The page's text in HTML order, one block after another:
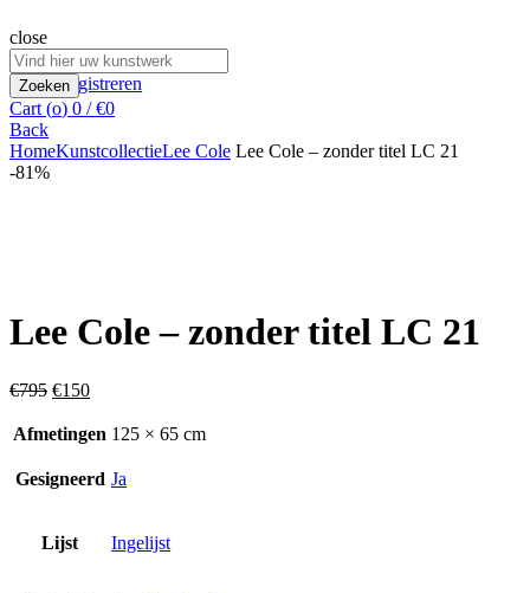
Registreren
close
Search
for:
Zoeken
Cart (o) 0 / €0
Back
HomeKunstcollectieLee Cole Lee Cole – zonder titel LC 21
-81%
Lee Cole – zonder titel LC 21
€795 Oorspronkelijke
was:
€150Huidige
is:
Afmetingen 125 × 65 cm
Gesigneerd Ja
Lijst Ingelijst